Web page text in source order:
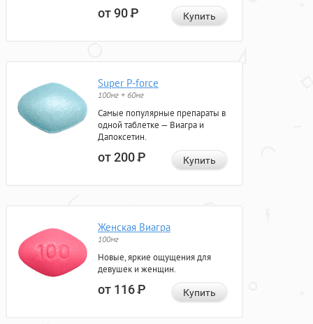
от 90Р Купить
Super P-force
100мг + 60мг
Самые популярные препараты в
одной таблетке — Виагра и
Дапоксетин.
от 200Р Купить
Женская Виагра
100мг
Новые, яркие ощущения для
девушек и женщин.
от 116Р Купить